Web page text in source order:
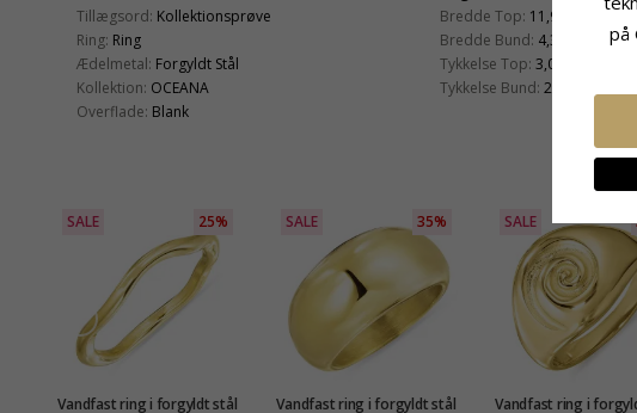
Tillægsord: Kollektionsprøve
Ring: Ring
Ædelmetal: Forgyldt Stål
Kollektion: OCEANA
Overflade: Blank
Bredde Top: 11,9 mm
Bredde Bund: 4,3 mm
Tykkelse Top: 3,0 mm
Tykkelse Bund: 2,2 mm
SALE 25%
Vandfast ring i forgyldt stål
SALE 35%
Vandfast ring i forgyldt stål
SALE
Vandfast ring i
på